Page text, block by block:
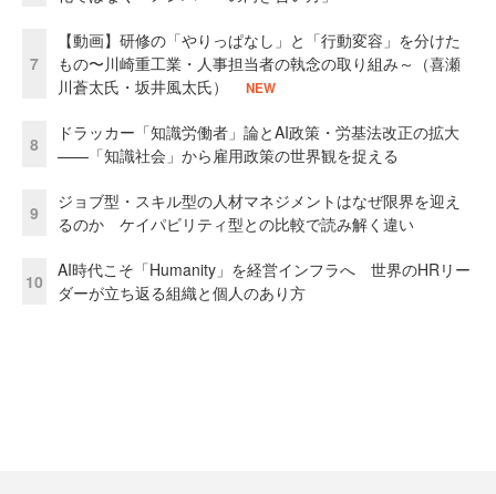
7
【動画】研修の「やりっぱなし」と「行動変容」を分けた
もの〜川崎重工業・人事担当者の執念の取り組み～（喜瀬
川蒼太氏・坂井風太氏）
NEW
8
ドラッカー「知識労働者」論とAI政策・労基法改正の拡大
——「知識社会」から雇用政策の世界観を捉える
9
ジョブ型・スキル型の人材マネジメントはなぜ限界を迎え
るのか ケイパビリティ型との比較で読み解く違い
10
AI時代こそ「Humanity」を経営インフラへ 世界のHRリー
ダーが立ち返る組織と個人のあり方